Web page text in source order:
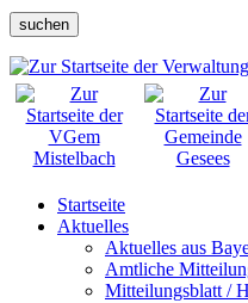
suchen
Startseite
Aktuelles
Aktuelles aus
Amtliche
Mitteilungsblatt /